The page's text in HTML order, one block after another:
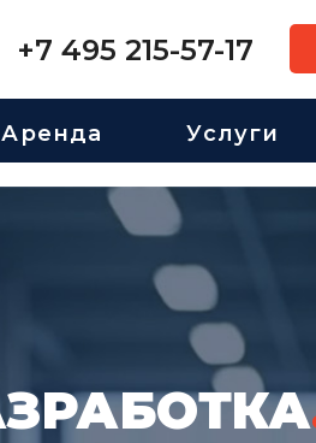
+7 495 215-57-17
Аренда Услуги